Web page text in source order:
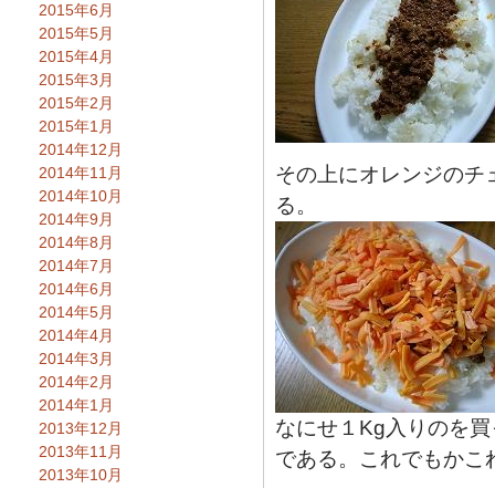
その上にオレンジのチ
る。
なにせ１Kg入りのを
である。これでもかこ
2015年6月
2015年5月
2015年4月
2015年3月
2015年2月
2015年1月
2014年12月
2014年11月
2014年10月
2014年9月
2014年8月
2014年7月
2014年6月
2014年5月
2014年4月
2014年3月
2014年2月
2014年1月
2013年12月
2013年11月
2013年10月